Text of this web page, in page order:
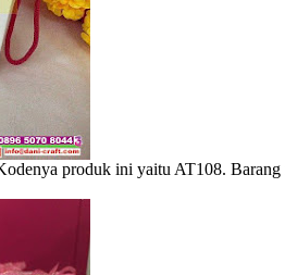
produk ini yaitu AT108.